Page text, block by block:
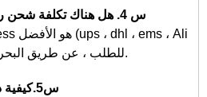
س 4. هل هناك تكلفة شحن رخيصة للاستيراد إلى بلدنا؟
Logistics) للطلب ، عن طريق البحر سيكون أفضل.
س5.كيفية دفع ثمن منتجات الأطفال؟